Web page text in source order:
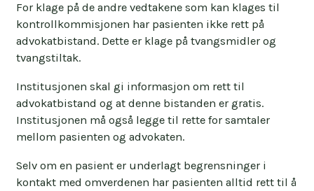
For klage på de andre vedtakene som kan klages til
kontrollkommisjonen har pasienten ikke rett på
advokatbistand. Dette er klage på tvangsmidler og
tvangstiltak.
Institusjonen skal gi informasjon om rett til
advokatbistand og at denne bistanden er gratis.
Institusjonen må også legge til rette for samtaler
mellom pasienten og advokaten.
Selv om en pasient er underlagt begrensninger i
kontakt med omverdenen har pasienten alltid rett til å